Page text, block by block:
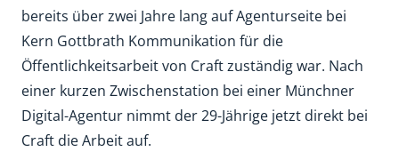
bereits über zwei Jahre lang auf Agenturseite bei
Kern Gottbrath Kommunikation für die
Öffentlichkeitsarbeit von Craft zuständig war. Nach
einer kurzen Zwischenstation bei einer Münchner
Digital-Agentur nimmt der 29-Jährige jetzt direkt bei
Craft die Arbeit auf.